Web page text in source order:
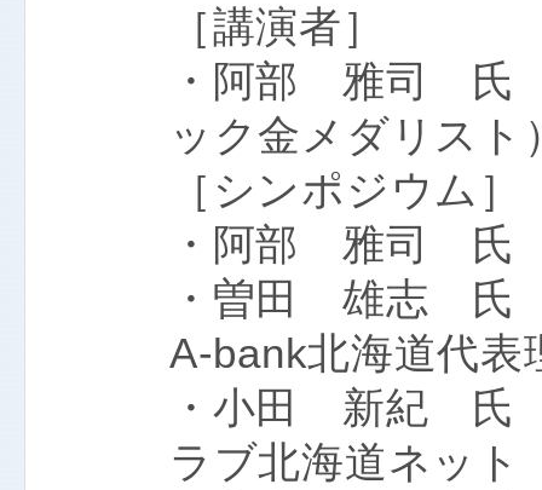
［講演者］
・阿部 雅司 氏
ック金メダリスト
［シンポジウム］
・阿部 雅司 氏
・曽田 雄志 氏
A-bank北海道代表
・小田 新紀 氏
ラブ北海道ネッ